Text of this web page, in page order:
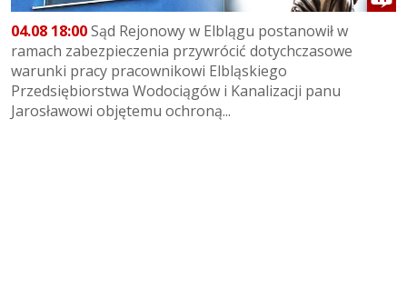
04.08 18:00Sąd Rejonowy w Elblągu postanowił w
ramach zabezpieczenia przywrócić dotychczasowe
warunki pracy pracownikowi Elbląskiego
Przedsiębiorstwa Wodociągów i Kanalizacji panu
Jarosławowi objętemu ochroną...